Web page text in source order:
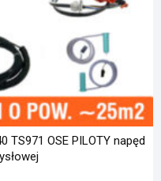
TS971 OSE PILOTY napęd